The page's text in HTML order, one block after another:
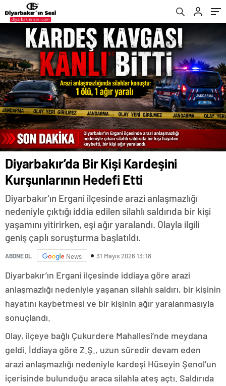
Diyarbakır’da Bir Kişi Kardeşini
Kurşunlarının Hedefi Etti
Diyarbakır'ın Ergani ilçesinde arazi anlaşmazlığı
nedeniyle çıktığı iddia edilen silahlı saldırıda bir kişi
yaşamını yitirirken, eşi ağır yaralandı. Olayla ilgili
geniş çaplı soruşturma başlatıldı.
ABONE OL News 31 Mayıs 2026 13:18
Diyarbakır’ın Ergani ilçesinde iddiaya göre arazi
anlaşmazlığı nedeniyle yaşanan silahlı saldırı, bir kişinin
hayatını kaybetmesi ve bir kişinin ağır yaralanmasıyla
sonuçlandı.
Olay, ilçeye bağlı Çukurdere Mahallesi’nde meydana
geldi. İddiaya göre Z.Ş., uzun süredir devam eden
arazi anlaşmazlığı nedeniyle kardeşi Hüseyin Şenol’un
içerisinde bulunduğu araca silahla ateş açtı. Saldırıda